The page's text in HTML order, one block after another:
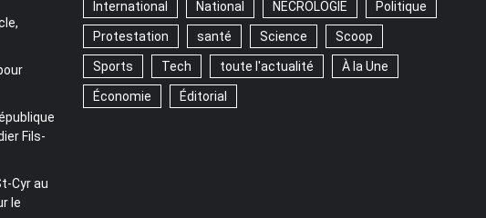
Fils-
Cyr au
le
International National NECROLOGIE Politique
Protestation santé Science Scoop
Sports Tech toute l'actualité À la Une
Économie Éditorial